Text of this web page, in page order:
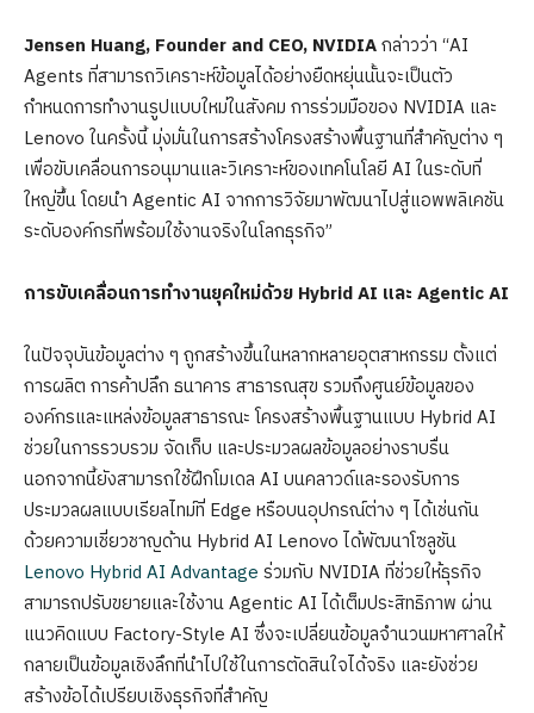
Jensen Huang, Founder and CEO, NVIDIAกล่าวว่า “AI
Agents ที่สามารถวิเคราะห์ข้อมูลได้อย่างยืดหยุ่นนั้นจะเป็นตัว
กำหนดการทำงานรูปแบบใหม่ในสังคม การร่วมมือของ NVIDIA และ
Lenovo ในครั้งนี้ มุ่งมั่นในการสร้างโครงสร้างพื้นฐานที่สำคัญต่าง ๆ
เพื่อขับเคลื่อนการอนุมานและวิเคราะห์ของเทคโนโลยี AI ในระดับที่
ใหญ่ขึ้น โดยนำ Agentic AI จากการวิจัยมาพัฒนาไปสู่แอพพลิเคชัน
ระดับองค์กรที่พร้อมใช้งานจริงในโลกธุรกิจ”
การขับเคลื่อนการทำงานยุคใหม่ด้วย Hybrid AI และ Agentic AI
ในปัจจุบันข้อมูลต่าง ๆ ถูกสร้างขึ้นในหลากหลายอุตสาหกรรม ตั้งแต่
การผลิต การค้าปลึก ธนาคาร สาธารณสุข รวมถึงศูนย์ข้อมูลของ
องค์กรและแหล่งข้อมูลสาธารณะ โครงสร้างพื้นฐานแบบ Hybrid AI
ช่วยในการรวบรวม จัดเก็บ และประมวลผลข้อมูลอย่างราบรื่น
นอกจากนี้ยังสามารถใช้ฝึกโมเดล AI บนคลาวด์และรองรับการ
ประมวลผลแบบเรียลไทม์ที่ Edge หรือบนอุปกรณ์ต่าง ๆ ได้เช่นกัน
ด้วยความเชี่ยวชาญด้าน Hybrid AI Lenovo ได้พัฒนาโซลูชัน
Lenovo Hybrid AI Advantage ร่วมกับ NVIDIA ที่ช่วยให้ธุรกิจ
สามารถปรับขยายและใช้งาน Agentic AI ได้เต็มประสิทธิภาพ ผ่าน
แนวคิดแบบ Factory-Style AI ซึ่งจะเปลี่ยนข้อมูลจำนวนมหาศาลให้
กลายเป็นข้อมูลเชิงลึกที่นำไปใช้ในการตัดสินใจได้จริง และยังช่วย
สร้างข้อได้เปรียบเชิงธุรกิจที่สำคัญ